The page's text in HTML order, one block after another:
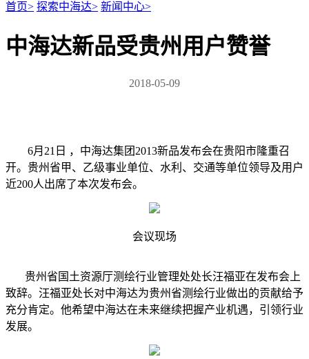
首页> 探索中海达> 新闻中心>
中海达新品受贵州用户赞誉
2018-05-09
6月21日 ，中海达集团2013新品发布会在贵阳市隆重召
开。贵州省甲、乙级事业单位、水利、交通等单位领导及用户
近200人出席了本次发布会。
会议现场
贵州省国土资源厅测绘行业管理处处长汪福亚在发布会上
致辞。汪福亚处长对中海达为贵州省测绘行业做出的贡献给予
充分肯定。他希望中海达在未来继续把握产业机遇，引领行业
发展。